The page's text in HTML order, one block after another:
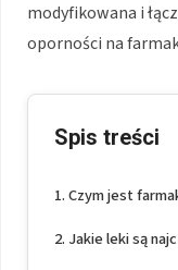
modyfikowana i
oporności na
Spis treści
Czym jest
Jakie leki są